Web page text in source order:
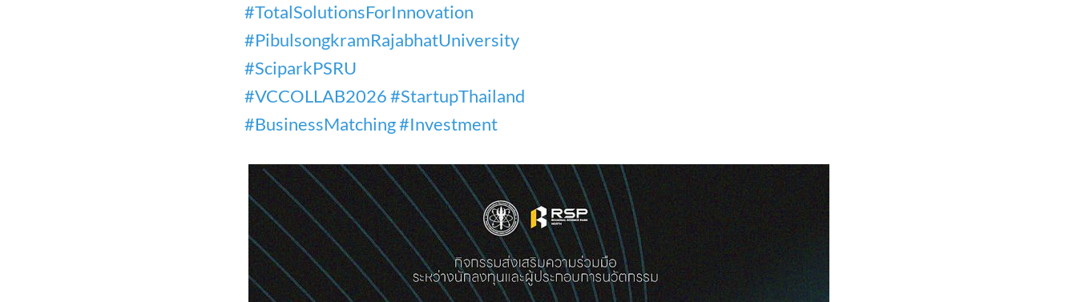
#TotalSolutionsForInnovation
#PibulsongkramRajabhatUniversity
#SciparkPSRU
#VCCOLLAB2026#StartupThailand
#BusinessMatching#Investment